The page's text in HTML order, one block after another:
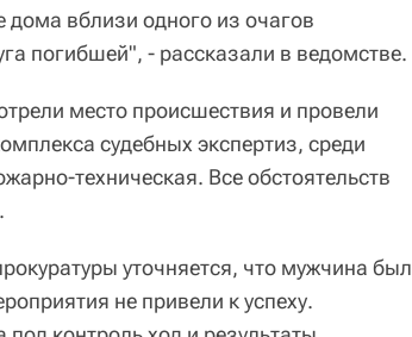
вблизи одного из очагов
погибшей", - рассказали в ведомстве.
место происшествия и провели
судебных экспертиз, среди
техническая. Все обстоятельств
уточняется, что мужчина был
не привели к успеху.